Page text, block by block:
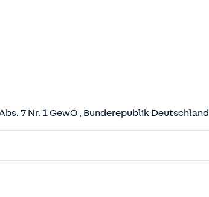
7 Nr. 1 GewO , Bunderepublik Deutschland
(VVG)